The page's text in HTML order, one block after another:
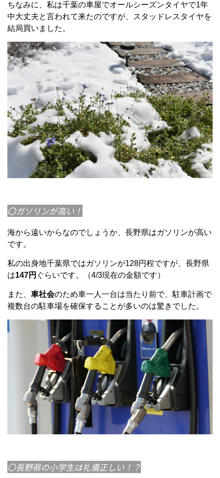
ちなみに、私は千葉の車屋でオールシーズンタイヤで1年
中大丈夫と言われて来たのですが、スタッドレスタイヤを
結局買いました。
〇ガソリンが高い！
海から遠いからなのでしょうか、長野県はガソリンが高い
です。
私の出身地千葉県ではガソリンが128円程ですが、長野県
は147円 ぐらいです。（4/3現在の金額です）
また、 車社会のため車一人一台は当たり前で、駐車計画で
複数台の駐車場を確保することが多いのは驚きでした。
〇長野県の小学生は礼儀正しい！？